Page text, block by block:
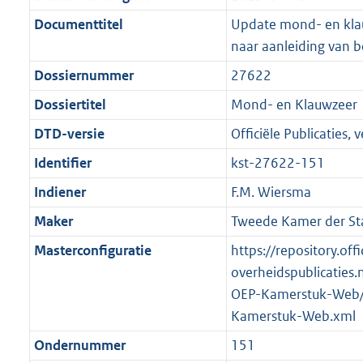
f
m
a
a
n
r
m
a
t
b
i
o
r
m
a
t
K
e
f
o
r
m
a
a
t
9
r
o
e
:
b
g
o
t
e
K
b
Documenttitel
Update mond- en
naar aanleiding van
Dossiernummer
27622
Dossiertitel
Mond- en Klauwzeer
DTD-versie
Officiële Publicaties,
Identifier
kst-27622-151
Indiener
F.M. Wiersma
Maker
Tweede Kamer der
Masterconfiguratie
https://
OEP-Kamerstuk-
Kamerstuk-Web.xml
Ondernummer
151